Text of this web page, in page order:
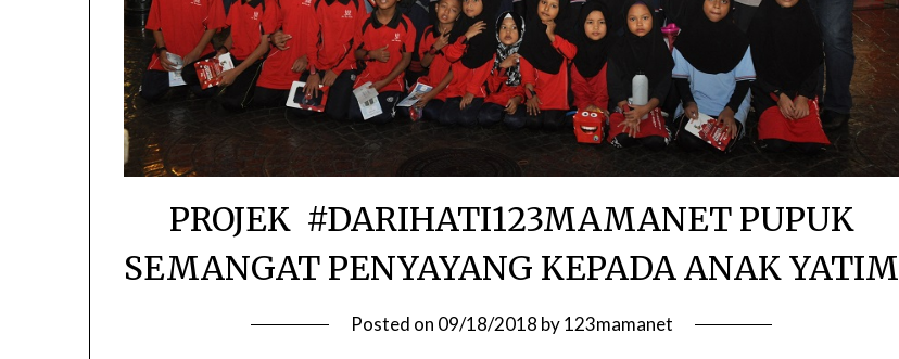
PROJEK #DARIHATI123MAMANET PUPUK
SEMANGAT PENYAYANG KEPADA ANAK YATIM
Posted on 09/18/2018 by123mamanet